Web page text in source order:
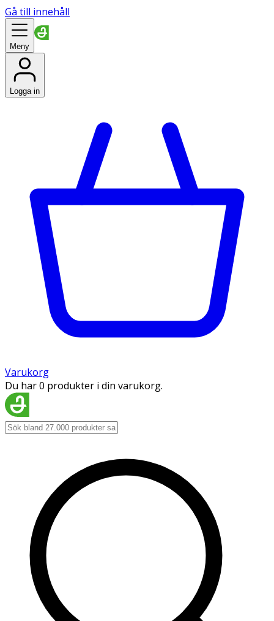
Gå till innehåll
Meny
Logga in
Varukorg
Du har 0 produkter i din varukorg.